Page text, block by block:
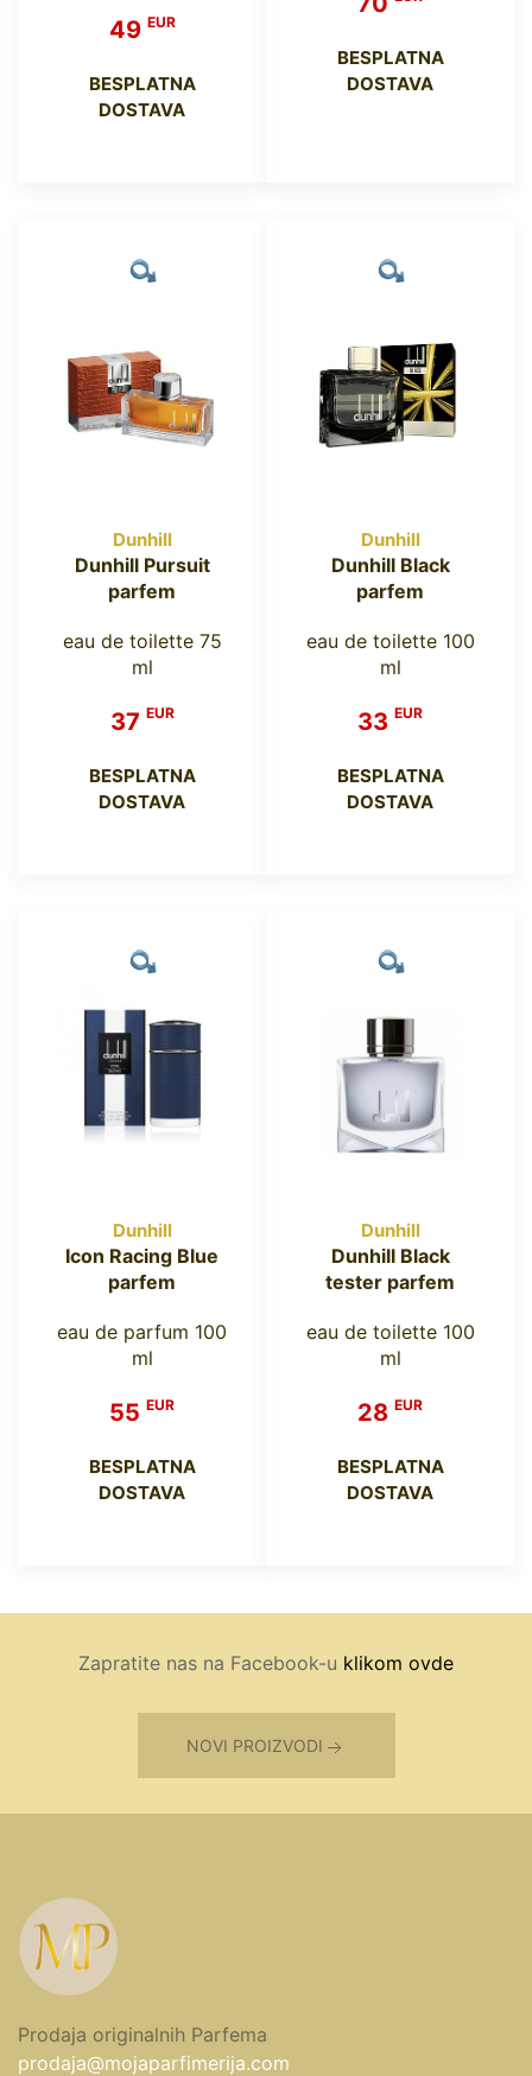
49 EUR
BESPLATNA
DOSTAVA
BESPLATNA
DOSTAVA
Dunhill
Dunhill Pursuit
parfem
eau de toilette 75
ml
37 EUR
BESPLATNA
DOSTAVA
Dunhill
Dunhill Black
parfem
eau de toilette 100
ml
33 EUR
BESPLATNA
DOSTAVA
Dunhill
Icon Racing Blue
parfem
eau de parfum 100
ml
55 EUR
BESPLATNA
DOSTAVA
Dunhill
Dunhill Black
tester parfem
eau de toilette 100
ml
28 EUR
BESPLATNA
DOSTAVA
Zapratite nas na Facebook-u klikom ovde
NOVI PROIZVODI
Prodaja originalnih Parfema
prodaja@mojaparfimerija.com